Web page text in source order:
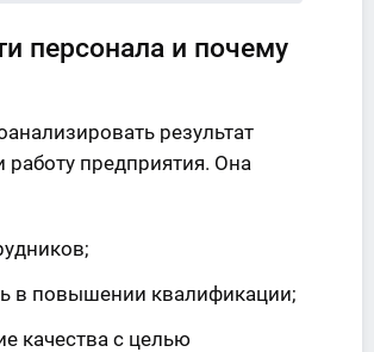
персонала и почему
результат
работу предприятия. Она
в повышении квалификации;
качества с целью